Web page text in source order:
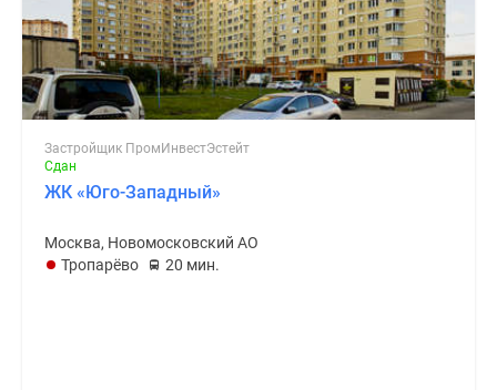
Застройщик ПромИнвестЭстейт
Сдан
ЖК «Юго-Западный»
Москва, Новомосковский АО
Тропарёво
20 мин.